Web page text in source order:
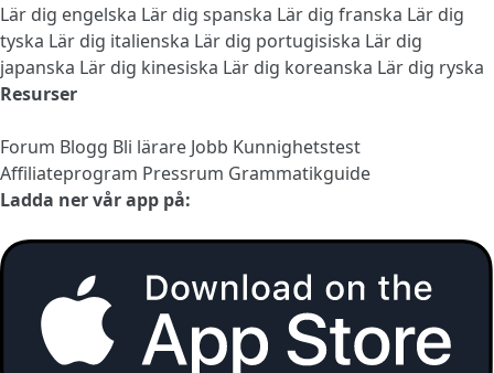
Lär dig engelska Lär dig spanska Lär dig franska Lär dig
tyska Lär dig italienska Lär dig portugisiska Lär dig
japanska Lär dig kinesiska Lär dig koreanska Lär dig ryska
Resurser
Forum Blogg Bli lärare Jobb Kunnighetstest
Affiliateprogram Pressrum Grammatikguide
Ladda ner vår app på: